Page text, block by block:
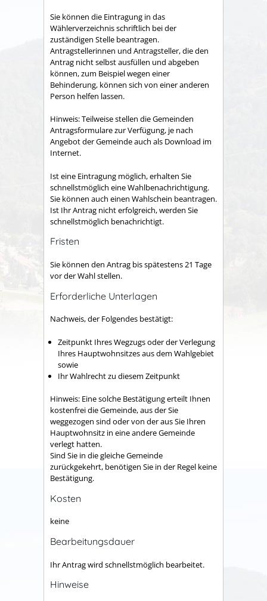
Sie können die Eintragung in das
Wählerverzeichnis schriftlich bei der
zuständigen Stelle beantragen.
Antragstellerinnen und Antragsteller, die den
Antrag nicht selbst ausfüllen und abgeben
können, zum Beispiel wegen einer
Behinderung, können sich von einer anderen
Person helfen lassen.
Hinweis:Teilweise stellen die Gemeinden
Antragsformulare zur Verfügung, je nach
Angebot der Gemeinde auch als Download im
Internet.
Ist eine Eintragung möglich, erhalten Sie
schnellstmöglich eine Wahlbenachrichtigung.
Sie können auch einen Wahlschein beantragen.
Ist Ihr Antrag nicht erfolgreich, werden Sie
schnellstmöglich benachrichtigt.
Fristen
Sie können den Antrag bis spätestens 21 Tage
vor der Wahl stellen.
Erforderliche Unterlagen
Nachweis, der Folgendes bestätigt:
Zeitpunkt Ihres Wegzugs oder der Verlegung
Ihres Hauptwohnsitzes aus dem Wahlgebiet
sowie
Ihr Wahlrecht zu diesem Zeitpunkt
Hinweis: Eine solche Bestätigung erteilt Ihnen
kostenfrei die Gemeinde, aus der Sie
weggezogen sind oder von der aus Sie Ihren
Hauptwohnsitz in eine andere Gemeinde
verlegt hatten.
Sind Sie in die gleiche Gemeinde
zurückgekehrt, benötigen Sie in der Regel keine
Bestätigung.
Kosten
keine
Bearbeitungsdauer
Ihr Antrag wird schnellstmöglich bearbeitet.
Hinweise